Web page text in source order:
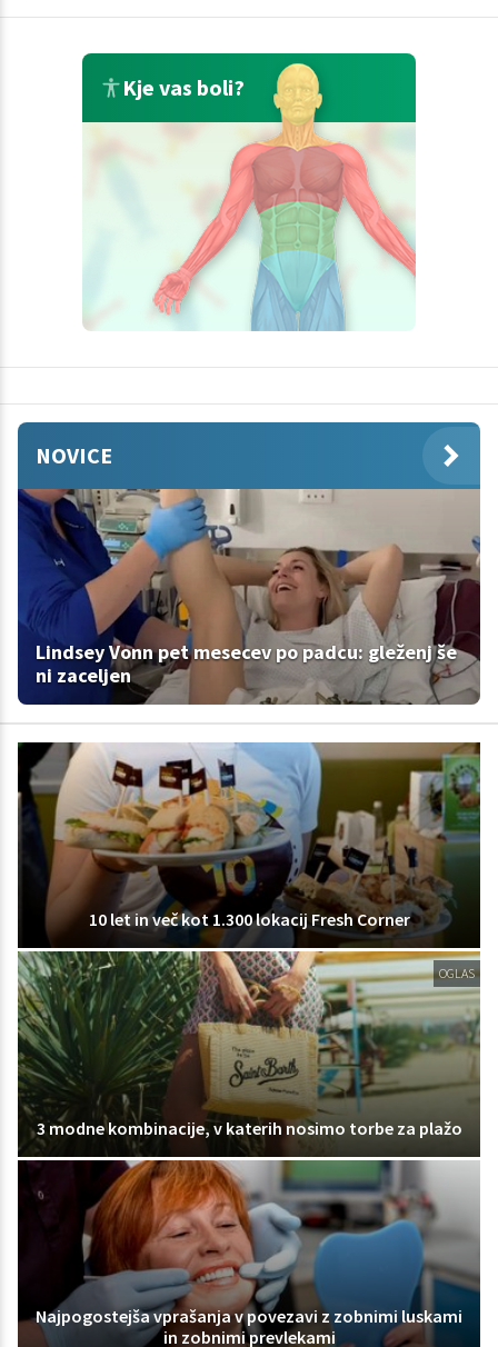
Kje vas boli?
NOVICE
Lindsey Vonn pet mesecev po padcu: gleženj še
ni zaceljen
10 let in več kot 1.300 lokacij Fresh Corner
OGLAS
3 modne kombinacije, v katerih nosimo torbe za plažo
Najpogostejša vprašanja v povezavi z zobnimi luskami
in zobnimi prevlekami